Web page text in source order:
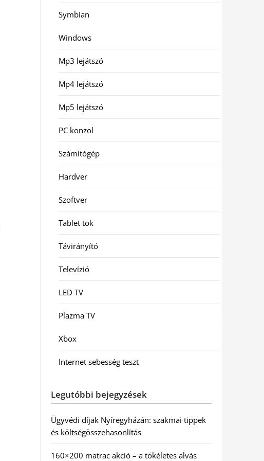
Symbian
Windows
Mp3 lejátszó
Mp4 lejátszó
Mp5 lejátszó
PC konzol
Számítógép
Hardver
Szoftver
Tablet tok
Távirányító
Televízió
LED TV
Plazma TV
Xbox
Internet sebesség teszt
Legutóbbi bejegyzések
Ügyvédi díjak Nyíregyházán: szakmai tippek
és költségösszehasonlítás
160×200 matrac akció – a tökéletes alvás